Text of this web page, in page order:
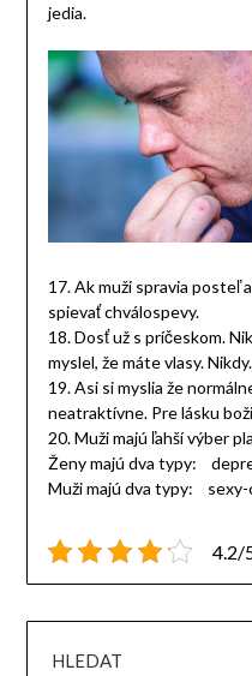
jedia.
17. Ak muži spravia posteľ
spievať chválospevy.
18. Dosť už s príčeskom.
myslel, že máte vlasy.
19. Asi si myslia že
neatraktívne. Pre lásku
20. Muži majú ľahší výber
Ženy majú dva typy:
Muži majú dva typy: sexy-
4.2/
HLEDAT